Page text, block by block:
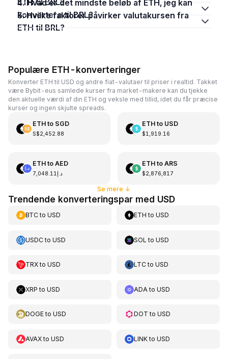
4. Hvad er det mindste beløb af ETH, jeg kan
konvertere til BRL?
5. Hvilke faktorer påvirker valutakursen fra
ETH til BRL?
Populære ETH-konverteringer
Konverter ETH til USD og andre fiat-valutaer til priser i realtid. Takket
være Bybit-eus samlede kurser fra market-makere kan du tjekke
den aktuelle værdi af din ETH og veksle med tillid, idet du får præcise
kurser og ingen skjulte spreads.
ETHto SGD
S$2,452.88
ETHto USD
$1,919.16
ETHto AED
د.إ7,048.11
ETHto ARS
$2,876,817
Se mere ↓
Trendende konverteringspar med USD
BTCto USD ETH toUSD
USDCto USD SOL toUSD
TRXto USD LTCtoUSD
XRP to USD ADA toUSD
DOGEto USD DOT toUSD
AVAXto USD LINKtoUSD